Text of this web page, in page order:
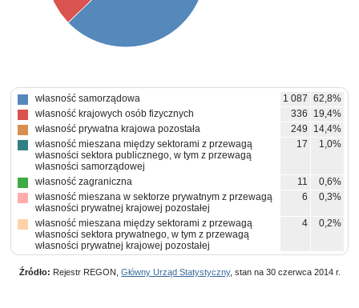
własność samorządowa 1 087 62,8%
własność krajowych osób fizycznych
336
19,4%
własność prywatna krajowa pozostała
249
14,4%
własność mieszana między sektorami z przewagą
własności sektora publicznego, w tym z przewagą
własności samorządowej
17 1,0%
własność zagraniczna 11
0,6%
własność mieszana w sektorze prywatnym z przewagą
własności prywatnej krajowej pozostałej
6 0,3%
własność mieszana między sektorami z przewagą
własności sektora prywatnego, w tym z przewagą
własności prywatnej krajowej pozostałej
4 0,2%
własność mieszana między sektorami z takim samym
3 0,2%
Źródło: Rejestr REGON, Główny Urząd Statystyczny, stan na 30 czerwca 2014 r.